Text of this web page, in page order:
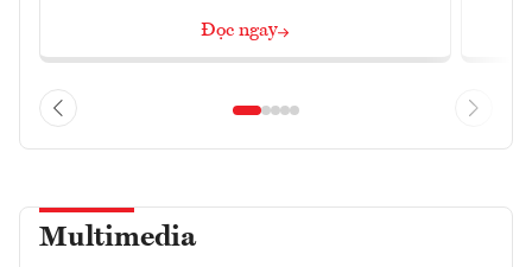
Đọc ngay
Multimedia